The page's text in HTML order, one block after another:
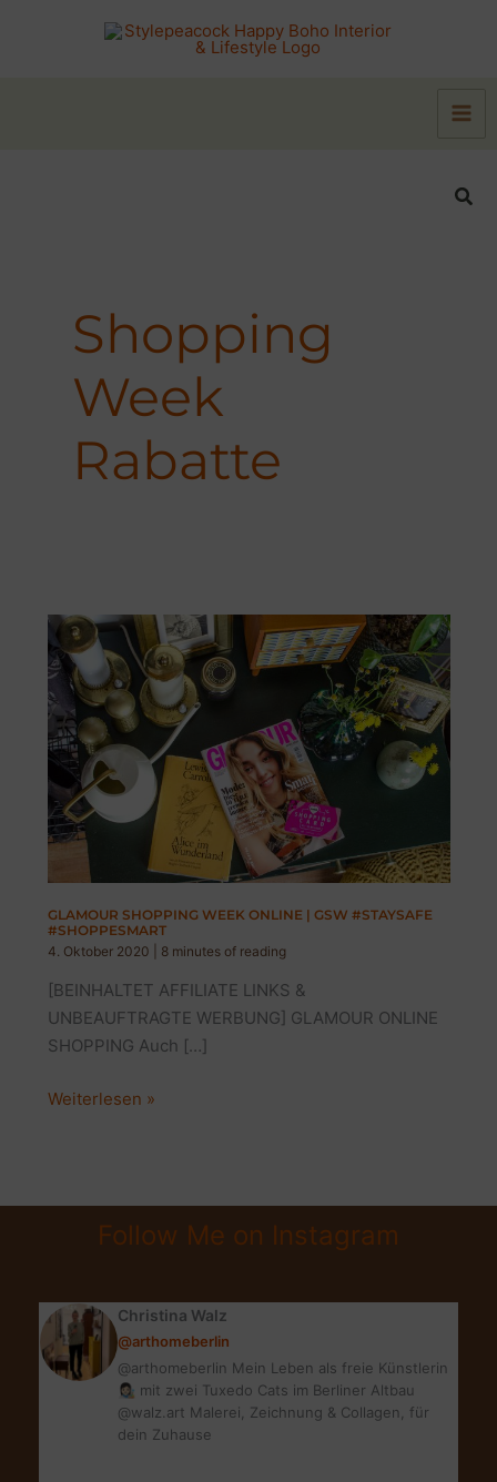
Shopping
Week
Rabatte
GLAMOUR SHOPPING WEEK ONLINE | GSW #STAYSAFE
#SHOPPESMART
4. Oktober 2020
8 minutes of reading
[BEINHALTET AFFILIATE LINKS &
UNBEAUFTRAGTE WERBUNG] GLAMOUR ONLINE
SHOPPING Auch […]
GLAMOUR
|
Weiterlesen »
Follow Me on Instagram
Christina Walz
@arthomeberlin
@arthomeberlin Mein Leben als freie Künstlerin
👩🏻‍🎨 mit zwei Tuxedo Cats im Berliner Altbau
@walz.art Malerei, Zeichnung & Collagen, für
dein Zuhause